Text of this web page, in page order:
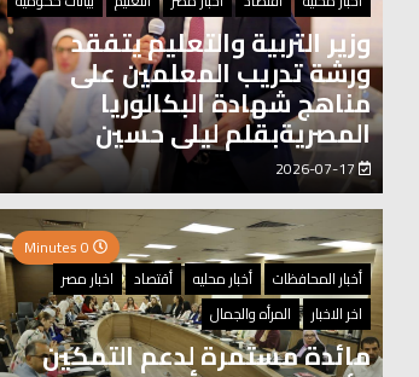
وزير التربية والتعليم يتفقد
ورشة تدريب المعلمين على
مناهج شهادة البكالوريا
المصريةبقلم ليلى حسين
2026-07-17
أخبار المحافظات
أخبار محليه أقتصاد
اخبار مصر
اخر الاخبار
المرأه والجمال
مائدة مستمرة لدعم التمكين